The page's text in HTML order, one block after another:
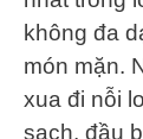
không đa
món mặn.
xua đi nỗi
sạch, đầu